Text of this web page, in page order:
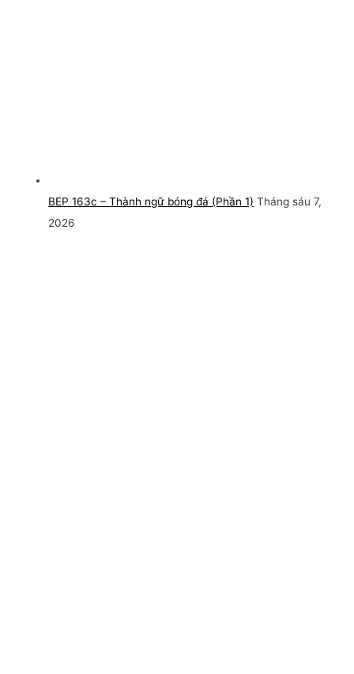
BEP 163c – Thành ngữ bóng đá (Phần 1) Tháng sáu 7,
2026